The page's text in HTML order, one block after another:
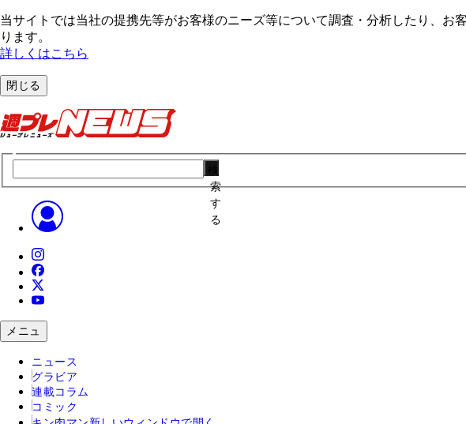
当サイトでは当社の提携先等がお客様のニーズ等について調査・分析したり、お
ります。
詳しくはこちら
閉じる
索
す
る
メニュ
ニュース
グラビア
連載コラム
コミック